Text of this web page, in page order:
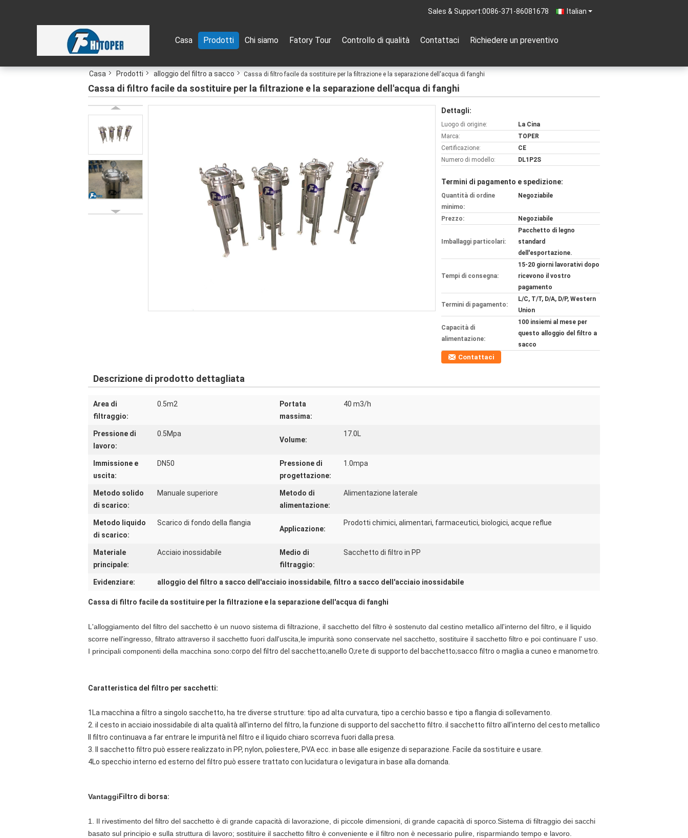
Italian
Sales & Support:0086-371-86081678
Casa Prodotti Chi siamo Fatory Tour Controllo di qualità Contattaci Richiedere un preventivo
Casa Prodotti alloggio del filtro a sacco Cassa di filtro facile da sostituire per la filtrazione e la separazione dell'acqua di fanghi
Cassa di filtro facile da sostituire per la filtrazione e la separazione dell'acqua di fanghi
Dettagli:
Luogo di origine:
La Cina
Marca:
TOPER
Certificazione:
CE
Numero di modello:
DL1P2S
Termini di pagamento e spedizione:
Quantità di ordine
minimo:
Negoziabile
Prezzo: Negoziabile
Imballaggi particolari:
Pacchetto di legno
standard
dell'esportazione.
Tempi di consegna:
15-20 giorni lavorativi dopo
ricevono il vostro
pagamento
Termini di pagamento:
L/C, T/T, D/A, D/P, Western
Union
Capacità di
alimentazione:
100 insiemi al mese per
questo alloggio del filtro a
sacco
Contattaci
Descrizione di prodotto dettagliata
Area di
filtraggio:
0.5m2
Portata
massima:
40 m3/h
Pressione di
lavoro:
0.5Mpa
Volume:
17.0L
Immissione e
uscita:
DN50
Pressione di
progettazione:
1.0mpa
Metodo solido
di scarico:
Manuale superiore
Metodo di
alimentazione:
Alimentazione laterale
Metodo liquido
di scarico:
Scarico di fondo della flangia
Applicazione:
Prodotti chimici, alimentari, farmaceutici, biologici, acque reflue
Materiale
principale:
Acciaio inossidabile
Medio di
filtraggio:
Sacchetto di filtro in PP
Evidenziare: alloggio del filtro a sacco dell'acciaio inossidabile, filtro a sacco dell'acciaio inossidabile
Cassa di filtro facile da sostituire per la filtrazione e la separazione dell'acqua di fanghi
L'alloggiamento del filtro del sacchetto è un nuovo sistema di filtrazione, il sacchetto del filtro è sostenuto dal cestino metallico all'interno del filtro, e il liquido
scorre nell'ingresso, filtrato attraverso il sacchetto fuori dall'uscita,le impurità sono conservate nel sacchetto, sostituire il sacchetto filtro e poi continuare l' uso.
I principali componenti della macchina sono:corpo del filtro del sacchetto;anello O;rete di supporto del bacchetto;sacco filtro o maglia a cuneo e manometro.
Caratteristica del filtro per sacchetti:
1La macchina a filtro a singolo sacchetto, ha tre diverse strutture: tipo ad alta curvatura, tipo a cerchio basso e tipo a flangia di sollevamento.
2. il cesto in acciaio inossidabile di alta qualità all'interno del filtro, la funzione di supporto del sacchetto filtro. il sacchetto filtro all'interno del cesto metallico
Il filtro continuava a far entrare le impurità nel filtro e il liquido chiaro scorreva fuori dalla presa.
3. Il sacchetto filtro può essere realizzato in PP, nylon, poliestere, PVA ecc. in base alle esigenze di separazione. Facile da sostituire e usare.
4Lo specchio interno ed esterno del filtro può essere trattato con lucidatura o levigatura in base alla domanda.
Vantaggi Filtro di borsa:
1. Il rivestimento del filtro del sacchetto è di grande capacità di lavorazione, di piccole dimensioni, di grande capacità di sporcoSistema di filtraggio dei sacchi
basato sul principio e sulla struttura di lavoro; sostituire il sacchetto filtro è conveniente e il filtro non è necessario pulire, risparmiando tempo e lavoro.